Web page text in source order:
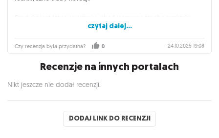
aby dobrze wyczuć, jak długo i gdzie stosować go na farbie
Ammo U Rust, by osiągnąć pożądany efekt. Dzięki temu
można tworzyć różne warianty rdzy, od lekkich przebarwień
po mocniejsze, bardziej wyraźne plamy.
modelarzy poszukujących elastycznego i precyzyjnego
efektami postarzenia.
czytaj dalej...
Czy recenzja była przydatna? 0 24.10.2025 19:08
Recenzje na innych portalach
Nikt jeszcze nie dodał recenzji.
DODAJ LINK DO RECENZJI